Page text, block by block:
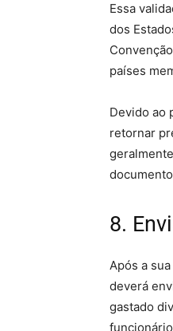
Essa
dos
países
Devido ao
retornar
8.
Após a
deverá
gastado